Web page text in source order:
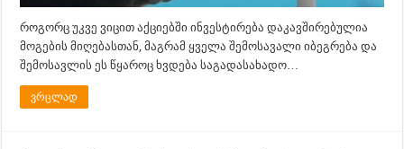
როგორც უკვე ვიცით აქციებში ინვესტირება დაკავშირებულია
მოგების მიღებასთან, მაგრამ ყველა შემოსავალი იბეგრება და
შემოსავლის ეს წყაროც ხვდება საგადასახადო…
ვრცლად